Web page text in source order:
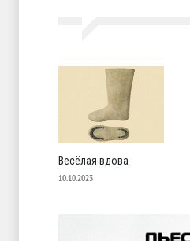
Весёлая вдова
10.10.2023